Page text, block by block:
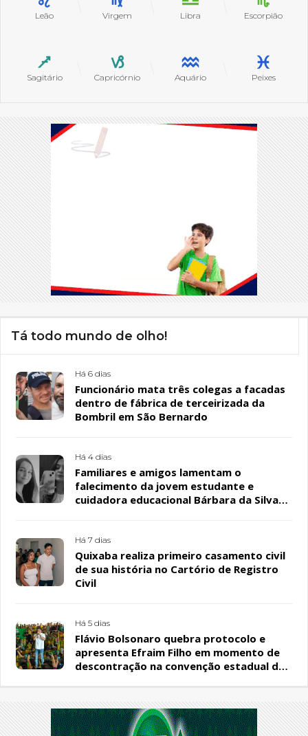
Leão Virgem Libra Escorpião
Sagitário Capricórnio Aquário Peixes
Tá todo mundo de olho!
Há 6 dias
Funcionário mata três colegas a facadas
dentro de fábrica de terceirizada da
Bombril em São Bernardo
Há 4 dias
Familiares e amigos lamentam o
falecimento da jovem estudante e
cuidadora educacional Bárbara da Silva
Há 7 dias
Quixaba realiza primeiro casamento civil
de sua história no Cartório de Registro
Civil
Há 5 dias
Flávio Bolsonaro quebra protocolo e
apresenta Efraim Filho em momento de
descontração na convenção estadual do